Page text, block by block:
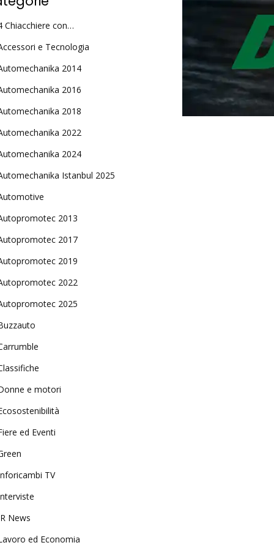
Chiacchiere con…
e Tecnologia
2014
2016
2018
2022
2024
Istanbul 2025
2013
2017
2019
2022
2025
e motori
ed Eventi
TV
News
ed Economia